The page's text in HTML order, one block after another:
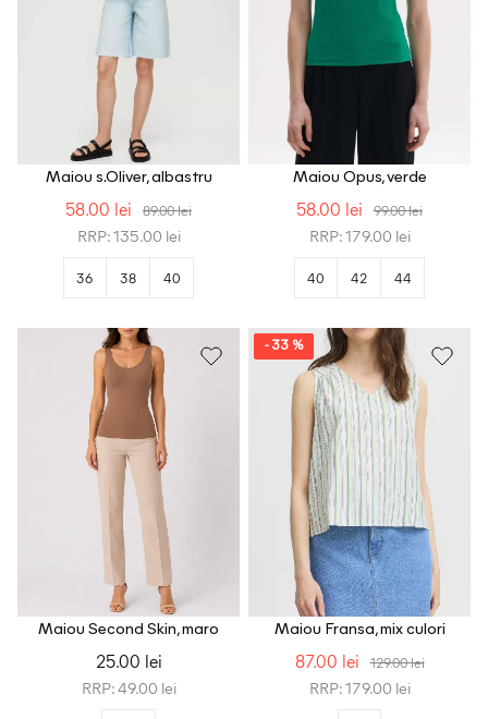
Maiou s.Oliver, albastru
58.00 lei 89.00 lei
RRP: 135.00 lei
36 38 40
Maiou Opus, verde
58.00 lei 99.00 lei
RRP: 179.00 lei
40 42 44
Maiou Second Skin, maro
25.00 lei
RRP: 49.00 lei
- 33 %
Maiou Fransa, mix culori
87.00 lei 129.00 lei
RRP: 179.00 lei